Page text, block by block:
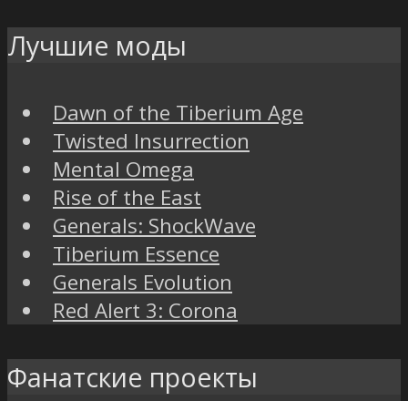
Лучшие моды
Dawn of the Tiberium Age
Twisted Insurrection
Mental Omega
Rise of the East
Generals: ShockWave
Tiberium Essence
Generals Evolution
Red Alert 3: Corona
Фанатские проекты